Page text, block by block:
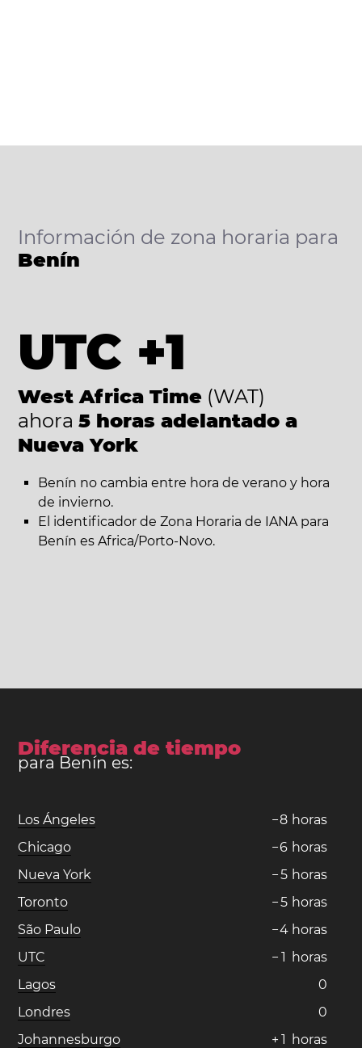
Información de zona horaria para
Benín
UTC +1
West Africa Time (WAT)
ahora 5 horas adelantado a
Nueva York
Benín no cambia entre hora de verano y hora
de invierno.
El identificador de Zona Horaria de IANA para
Benín es Africa/Porto-Novo.
Diferencia de tiempo
para Benín es:
Los Ángeles −8 horas
Chicago
−6 horas
Nueva York
−5 horas
Toronto
−5 horas
São Paulo
−4 horas
UTC
− 1 horas
Lagos
0
Londres
0
Johannesburgo
+ 1 horas